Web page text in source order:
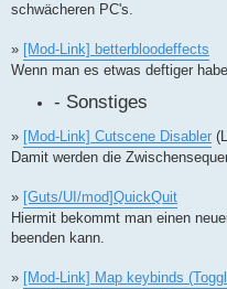
schwächeren PC's.
» [Mod-Link] betterbloodeffects
Wenn man es etwas deftiger
- Sonstiges
» [Mod-Link] Cutscene Disabler
Damit werden die
» [Guts/UI/mod]QuickQuit
Hiermit bekommt man einen
beenden kann.
» [Mod-Link] Map keybinds